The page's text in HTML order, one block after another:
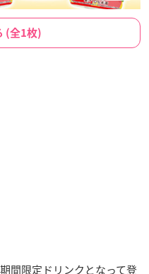
(全1枚)
間限定ドリンクとなって登